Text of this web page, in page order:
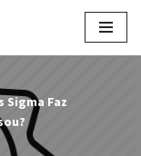
Sigma Faz